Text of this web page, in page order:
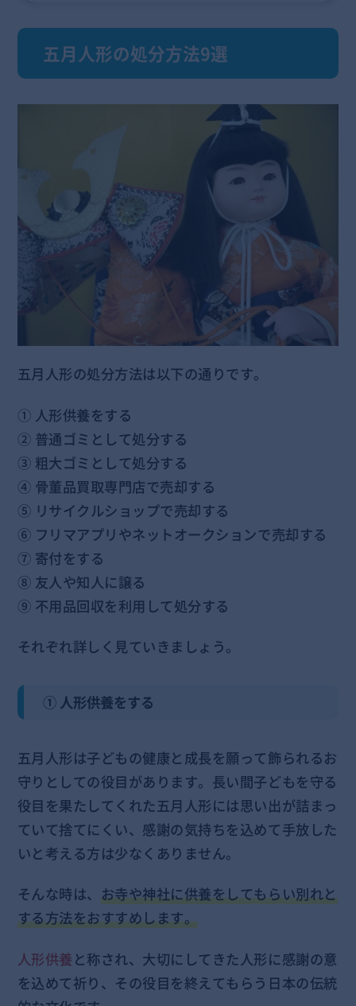
五月人形の処分方法9選
五月人形の処分方法は以下の通りです。
① 人形供養をする
② 普通ゴミとして処分する
③ 粗大ゴミとして処分する
④ 骨董品買取専門店で売却する
⑤ リサイクルショップで売却する
⑥ フリマアプリやネットオークションで売却する
⑦ 寄付をする
⑧ 友人や知人に譲る
⑨ 不用品回収を利用して処分する
それぞれ詳しく見ていきましょう。
① 人形供養をする
五月人形は子どもの健康と成長を願って飾られるお
守りとしての役目があります。長い間子どもを守る
役目を果たしてくれた五月人形には思い出が詰まっ
ていて捨てにくい、感謝の気持ちを込めて手放した
いと考える方は少なくありません。
そんな時は、 お寺や神社に供養をしてもらい別れと
する方法をおすすめします。
人形供養と称され、大切にしてきた人形に感謝の意
を込めて祈り、その役目を終えてもらう日本の伝統